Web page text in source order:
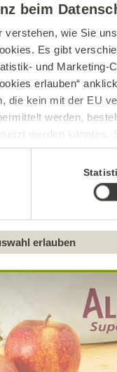
beim
wie Sie
Es gibt
und Marketing-
erlauben“
die kein mit der EU
werden,
werden könnten.
deaktivieren.
erlauben